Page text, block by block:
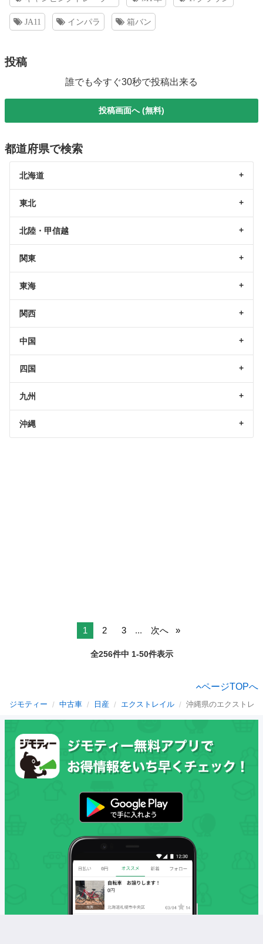
JA11 インパラ 箱バン
投稿
誰でも今すぐ30秒で投稿出来る
投稿画面へ (無料)
都道府県で検索
北海道
東北
北陸・甲信越
関東
東海
関西
中国
四国
九州
沖縄
1 2 3 ... 次へ
全256件中 1-50件表示
ページTOPへ
ジモティー 中古車 日産 エクストレイル 沖縄県のエクストレ